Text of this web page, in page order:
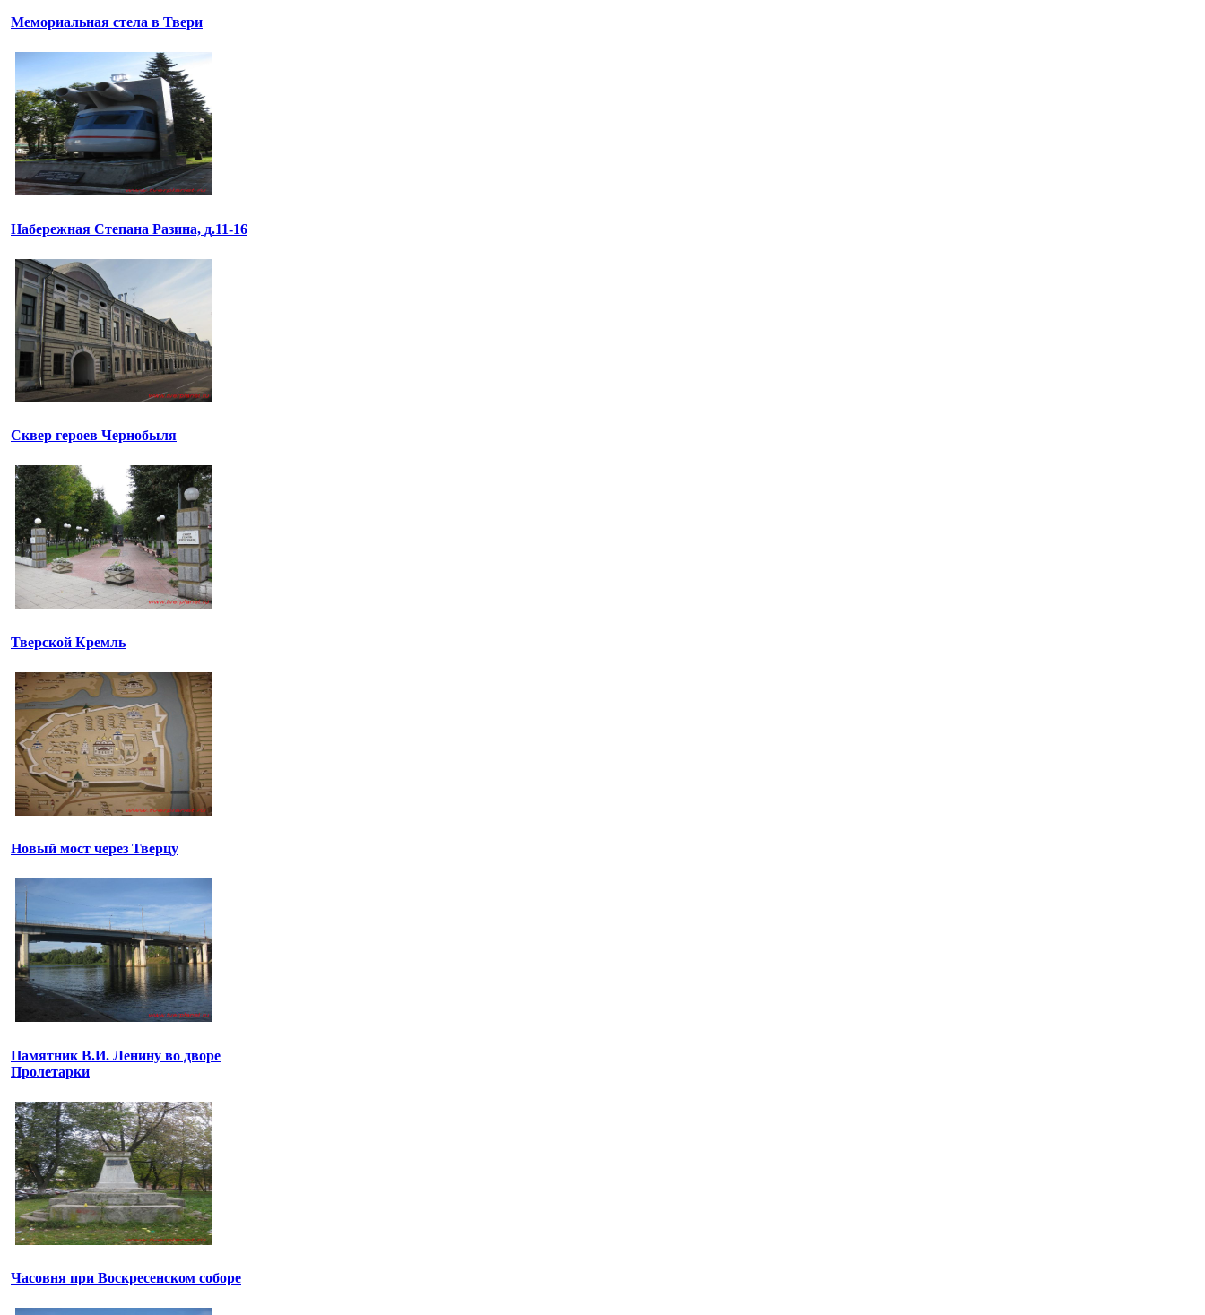
Мемориальная стела в Твери
Набережная Степана Разина, д.11-16
Сквер героев Чернобыля
Тверской Кремль
Новый мост через Тверцу
Памятник В.И. Ленину во дворе
Пролетарки
Часовня при Воскресенском соборе